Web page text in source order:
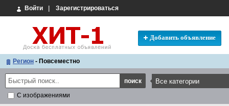
Войти Зарегистрироваться
Добавить объявление
Регион - Повсеместно
С изображениями